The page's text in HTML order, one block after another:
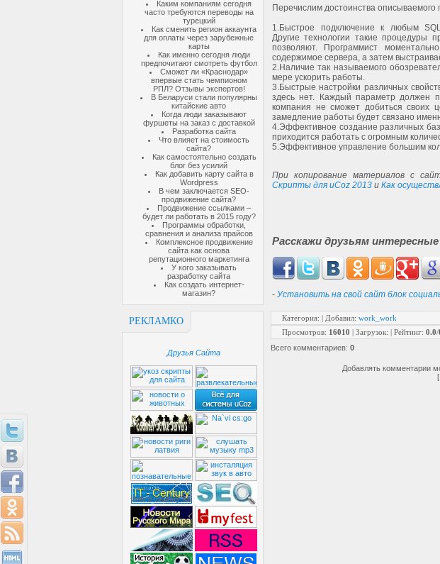
Каким компаниям сегодня
часто требуются переводы на
турецкий
Как сменить регион аккаунта
для оплаты через зарубежные
карты
Как именно сегодня люди
предпочитают смотреть футбол
Сможет ли «Краснодар»
впервые стать чемпионом
РПЛ? Отзывы экспертов!
В Беларуси стали популярны
китайские авто
Когда люди заказывают
фуршеты на заказ с доставкой
Разработка сайта
Что влияет на стоимость
сайта?
Как самостоятельно создать
блог без усилий
Как добавить карту сайта в
Wordpress
В чем заключается SEO-
продвижение сайта?
Продвижение ссылками –
будет ли работать в 2015 году?
Программы обработки,
сравнения и анализа прайсов
Комплексное продвижение
сайта как основа
репутационного маркетинга
У кого заказывать
разработку сайта
Как создать интернет-
магазин?
РЕКЛАМКО
Друзья Сайта
Перечислим достоинства описываемого
1.Быстрое подключение к любым
Другие технологии такие процедуры
позволяют. Программист
содержимое сервера, а затем
2.Наличие так называемого
мере ускорить работы.
3.Быстрые настройки различных
здесь нет. Каждый параметр должен
компания не сможет добиться своих
замедление работы будет связано
4.Эффективное создание различных
приходится работать с огромным
5.Эффективное управление большим
При копирование материалов с
Скрипты для uCoz 2013 и Как
Расскажи друзьям
- Установить на свой сайт блок
Категория: | Добавил: work_work
Просмотров: 16010 | Загрузок: | Рейтинг: 0.0/
Всего комментариев: 0
Добавлять комментарии
[